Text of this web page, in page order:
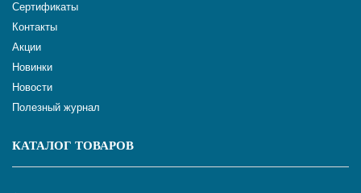
Сертификаты
Контакты
Акции
Новинки
Новости
Полезный журнал
КАТАЛОГ ТОВАРОВ